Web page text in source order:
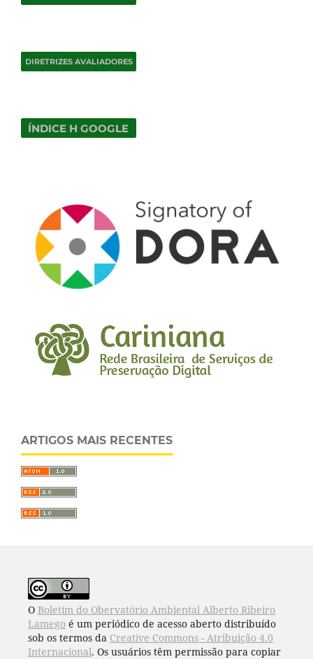
ARTIGOS MAIS RECENTES
O Boletim do Obervatório Ambiental Alberto Ribeiro
Lamego é um periódico de acesso aberto distribuído
sob os termos da Creative Commons - Atribuição 4.0
Internacional. Os usuários têm permissão para copiar